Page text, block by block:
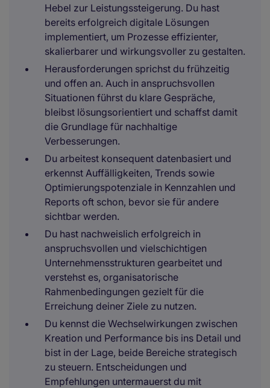
Hebel zur Leistungssteigerung. Du hast
bereits erfolgreich digitale Lösungen
implementiert, um Prozesse effizienter,
skalierbarer und wirkungsvoller zu gestalten.
Herausforderungen sprichst du frühzeitig
und offen an. Auch in anspruchsvollen
Situationen führst du klare Gespräche,
bleibst lösungsorientiert und schaffst damit
die Grundlage für nachhaltige
Verbesserungen.
Du arbeitest konsequent datenbasiert und
erkennst Auffälligkeiten, Trends sowie
Optimierungspotenziale in Kennzahlen und
Reports oft schon, bevor sie für andere
sichtbar werden.
Du hast nachweislich erfolgreich in
anspruchsvollen und vielschichtigen
Unternehmensstrukturen gearbeitet und
verstehst es, organisatorische
Rahmenbedingungen gezielt für die
Erreichung deiner Ziele zu nutzen.
Du kennst die Wechselwirkungen zwischen
Kreation und Performance bis ins Detail und
bist in der Lage, beide Bereiche strategisch
zu steuern. Entscheidungen und
Empfehlungen untermauerst du mit